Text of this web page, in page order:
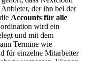
der ihn bei der
Accounts für alle
wird ein
und mit dem
Termine wie
für einzelne Mitarbeiter